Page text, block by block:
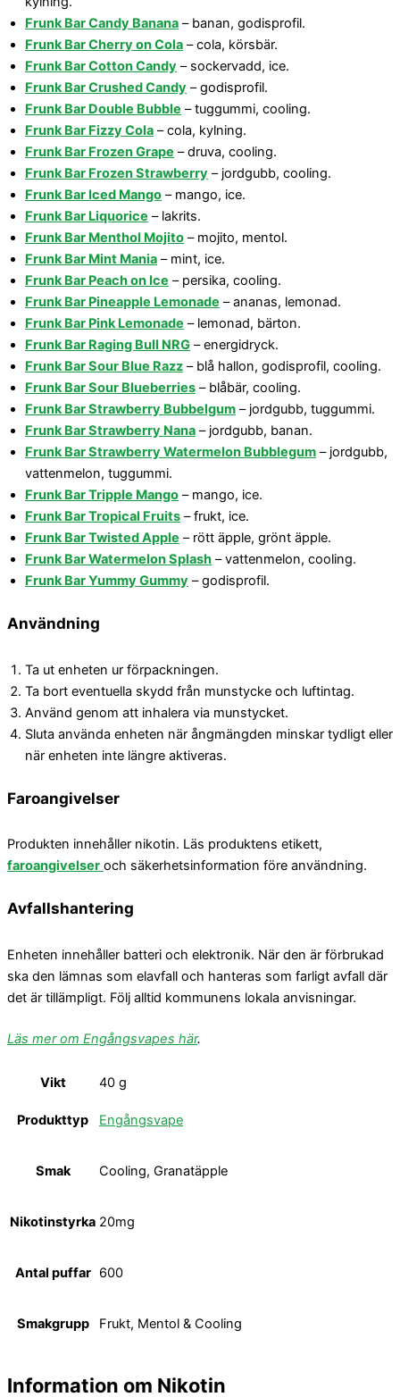
Frunk Bar Candy Banana – banan, godisprofil.
Frunk Bar Cherry on Cola – cola, körsbär.
Frunk Bar Cotton Candy – sockervadd, ice.
Frunk Bar Crushed Candy – godisprofil.
Frunk Bar Double Bubble – tuggummi, cooling.
Frunk Bar Fizzy Cola – cola, kylning.
Frunk Bar Frozen Grape – druva, cooling.
Frunk Bar Frozen Strawberry – jordgubb, cooling.
Frunk Bar Iced Mango – mango, ice.
Frunk Bar Liquorice – lakrits.
Frunk Bar Menthol Mojito – mojito, mentol.
Frunk Bar Mint Mania – mint, ice.
Frunk Bar Peach on Ice – persika, cooling.
Frunk Bar Pineapple Lemonade – ananas, lemonad.
Frunk Bar Pink Lemonade – lemonad, bärton.
Frunk Bar Raging Bull NRG – energidryck.
Frunk Bar Sour Blue Razz – blå hallon, godisprofil, cooling.
Frunk Bar Sour Blueberries – blåbär, cooling.
Frunk Bar Strawberry Bubbelgum – jordgubb, tuggummi.
Frunk Bar Strawberry Nana – jordgubb, banan.
Frunk Bar Strawberry Watermelon Bubblegum – jordgubb,
vattenmelon, tuggummi.
Frunk Bar Tripple Mango – mango, ice.
Frunk Bar Tropical Fruits – frukt, ice.
Frunk Bar Twisted Apple – rött äpple, grönt äpple.
Frunk Bar Watermelon Splash – vattenmelon, cooling.
Frunk Bar Yummy Gummy – godisprofil.
Användning
Ta ut enheten ur förpackningen.
Ta bort eventuella skydd från munstycke och luftintag.
Använd genom att inhalera via munstycket.
Sluta använda enheten när ångmängden minskar tydligt eller
när enheten inte längre aktiveras.
Faroangivelser
Produkten innehåller nikotin. Läs produktens etikett,
faroangivelser och säkerhetsinformation före användning.
Avfallshantering
Enheten innehåller batteri och elektronik. När den är förbrukad
ska den lämnas som elavfall och hanteras som farligt avfall där
det är tillämpligt. Följ alltid kommunens lokala anvisningar.
Läs mer om Engångsvapes här.
Vikt 40 g
Produkttyp Engångsvape
Smak Cooling, Granatäpple
Nikotinstyrka 20mg
Antal puffar 600
Smakgrupp Frukt, Mentol & Cooling
Information om Nikotin